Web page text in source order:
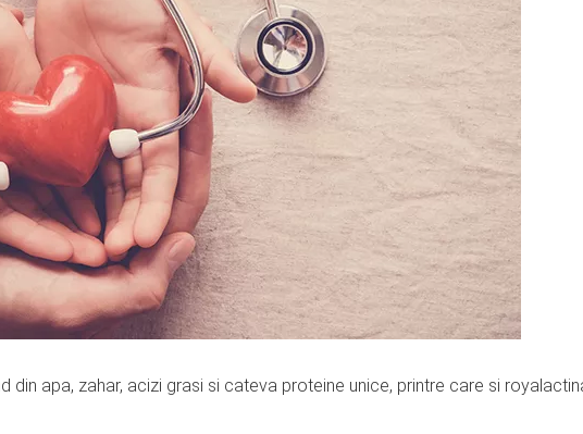
din apa, zahar, acizi grasi si cateva proteine unice, printre care si